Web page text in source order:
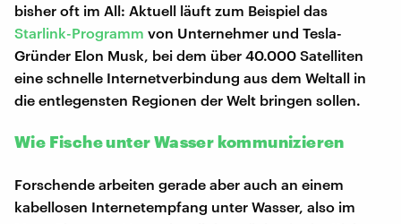
bisher oft im All: Aktuell läuft zum Beispiel das
Starlink-Programm von Unternehmer und Tesla-
Gründer Elon Musk, bei dem über 40.000 Satelliten
eine schnelle Internetverbindung aus dem Weltall in
die entlegensten Regionen der Welt bringen sollen.
Wie Fische unter Wasser kommunizieren
Forschende arbeiten gerade aber auch an einem
kabellosen Internetempfang unter Wasser, also im